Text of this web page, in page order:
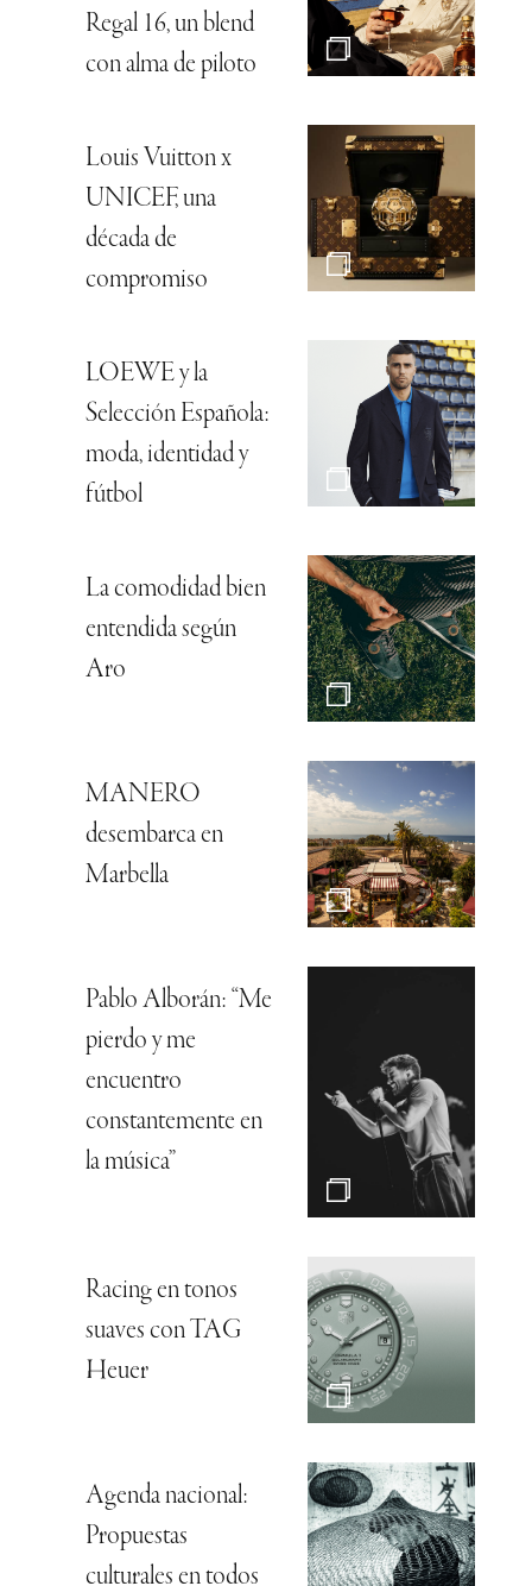
Regal 16, un blend
con alma de piloto
Louis Vuitton x
UNICEF, una
década de
compromiso
LOEWE y la
Selección Española:
moda, identidad y
fútbol
La comodidad bien
entendida según
Aro
MANERO
desembarca en
Marbella
Pablo Alborán: “Me
pierdo y me
encuentro
constantemente en
la música”
Racing en tonos
suaves con TAG
Heuer
Agenda nacional:
Propuestas
culturales en todos